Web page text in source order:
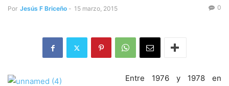
Por Jesús F Briceño - 15 marzo, 2015 0
Entre 1976 y 1978 en